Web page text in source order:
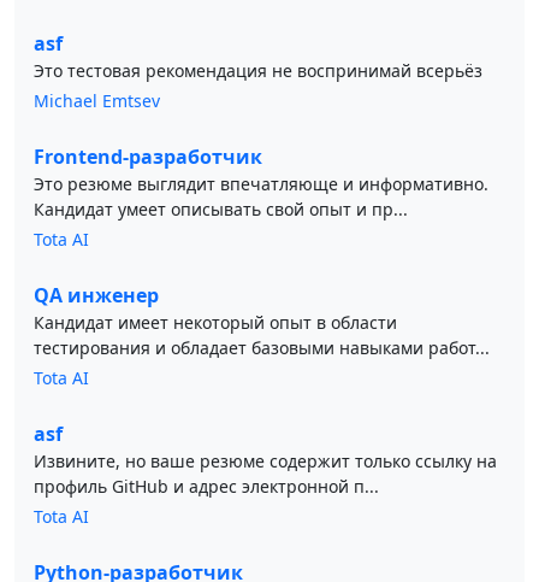
asf
Это тестовая рекомендация не воспринимай всерьёз
Michael Emtsev
Frontend-разработчик
Это резюме выглядит впечатляюще и информативно.
Кандидат умеет описывать свой опыт и пр...
Tota AI
QA инженер
Кандидат имеет некоторый опыт в области
тестирования и обладает базовыми навыками работ...
Tota AI
asf
Извините, но ваше резюме содержит только ссылку на
профиль GitHub и адрес электронной п...
Tota AI
Python-разработчик